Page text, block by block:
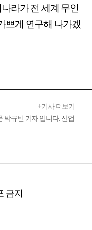
라가 전 세계 무인
쁘게 연구해 나가겠
+기사 더보기
박규빈 기자 입니다. 산업
금지